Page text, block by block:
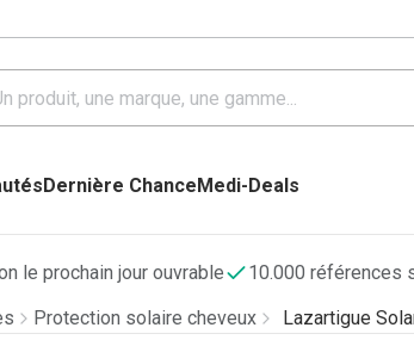
Dernière ChanceMedi-Deals
le prochain jour ouvrable 10.000 références
Protection solaire cheveux Lazartigue